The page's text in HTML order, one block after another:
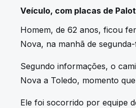
Veículo, com placas de
Homem, de 62 anos, ficou
Nova, na manhã de
Segundo informações, o
Nova a Toledo, momento
Ele foi socorrido por equipe